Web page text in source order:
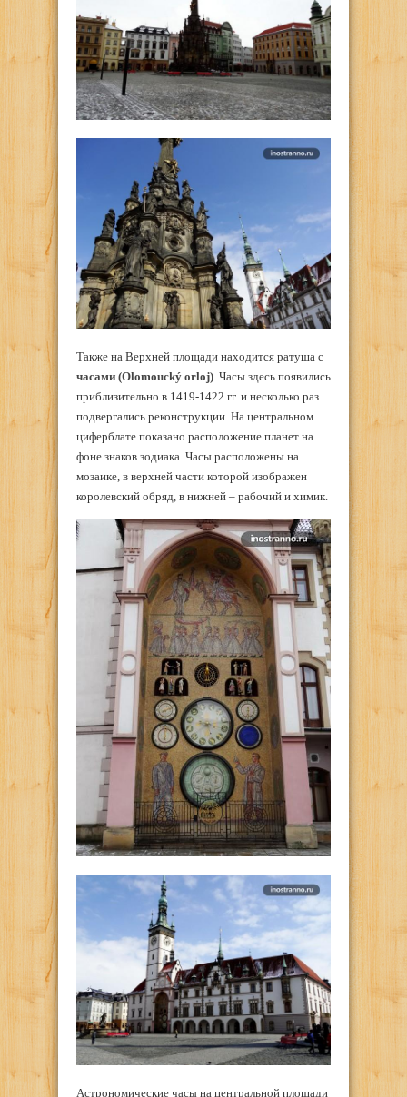
Также на Верхней площади находится ратуша с
часами (Olomoucký orloj) . Часы здесь появились
приблизительно в 1419-1422 гг. и несколько раз
подвергались реконструкции. На центральном
циферблате показано расположение планет на
фоне знаков зодиака. Часы расположены на
мозаике, в верхней части которой изображен
королевский обряд, в нижней – рабочий и химик.
Астрономические часы на центральной площади